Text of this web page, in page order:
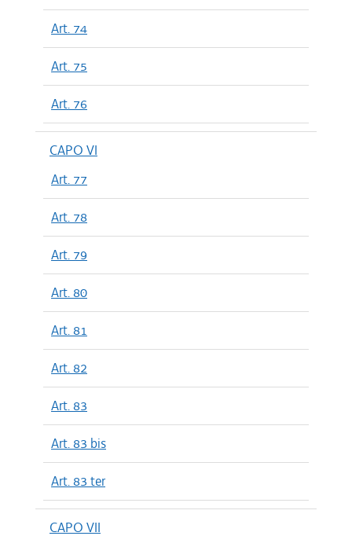
Art. 74
Art. 75
Art. 76
CAPO VI
Art. 77
Art. 78
Art. 79
Art. 80
Art. 81
Art. 82
Art. 83
Art. 83 bis
Art. 83 ter
CAPO VII